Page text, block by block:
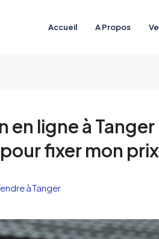
Accueil A Propos
en ligne à
fixer mon
à Tanger